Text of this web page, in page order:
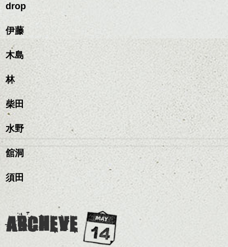
ハンサムショート／ヘッド
スパ／伸びても目立たない
ルカラー/髪質改善/TOKIOト
リートメント/ブリーチ/イン
ナーカラー/イルミナカラー/
ミニボブ/抜け感ショート/バ
レイヤージュ/縮毛矯正
ハンサムショート／ヘッド
スパ／伸びても目立たない
ヘアカラー/ハイライト/ダブ
ルカラー/髪質改善/TOKIOト
レイヤージュ/縮毛矯
ナチュラルなトーンの色
またクセ毛の方は質感調
整のストレートパーマで
髪質改善すると
更に扱いやすくなるので
おすすめです。
いつものスタイリングが
ドライした後オイルやワ
ックスをなじませるだけ
に。
これからのスタイルチェ
ンジの事、髪質に合った
是非なんでもご相談して
お待ちしております。
がら耳かけアレンジする
のも良い感じです。
これからのスタイルチェ
ンジ、似合うカラーリン
グの事やお手入れ方法な
是非なんでもご相談して
下さいね。
シバタ
ベージュ系等の肌を綺麗
に見せる効果のあるカラ
ーリングをプラスして透
明感を表現すると
更に雰囲気が出やすくな
って毎日のお手入れも簡
イトをいれるのもおすす
スタイリングも簡単で、
ワックスとオイル、バー
ム等の質感を調整しやす
スタイリング方法は全体
をドライした後、
ワックスとオイルを混ぜ
ながらもみこみ、なじま
せます。
質感をかるくととのえな
がら耳かけアレンジする
のも良い感じです。
これからのスタイルチェ
ンジ、似合うカラーリン
グの事やお手入れ方法な
是非なんでもご相談して
下さいね。
drop
伊藤
木島
林
柴田
水野
舘洞
須田
ARCHEVE